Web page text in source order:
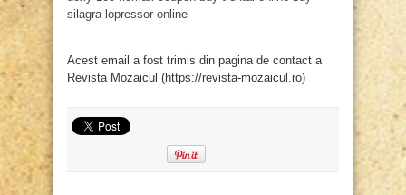
silagra lopressor online
–
Acest email a fost trimis din pagina de contact a
Revista Mozaicul (https://revista-mozaicul.ro)